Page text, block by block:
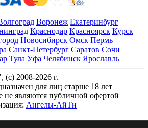
Воронеж Екатеринбург
Краснодар Красноярск Курск
Новосибирск Омск Пермь
Санкт-Петербург Саратов Сочи
Тула Уфа Челябинск Ярославль
2008-2026 г.
для лиц старше 18 лет
не являются публичной офертой
Ангелы-АйТи